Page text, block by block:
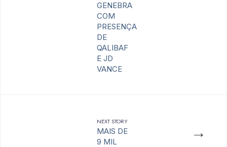
GENEBRA
COM
PRESENÇA
DE
QALIBAF
E JD
VANCE
→
NEXT STORY
MAIS DE
9 MIL